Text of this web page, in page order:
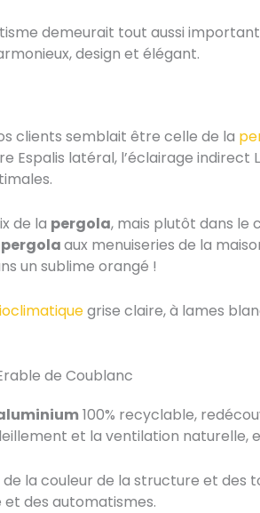
demeurait tout aussi
design et élégant.
clients semblait être celle de la
Espalis latéral, l’éclairage
de la pergola, mais plutôt dans le
pergolaaux menuiseries de la
un sublime orangé !
grise claire, à lames
de Coublanc
100% recyclable,
et la ventilation naturelle,
la couleur de la structure et des
et des automatismes.